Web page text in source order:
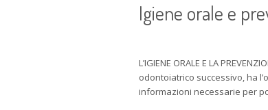
Igiene orale e
L’IGIENE ORALE E LA
odontoiatrico successivo, ha
informazioni necessarie per